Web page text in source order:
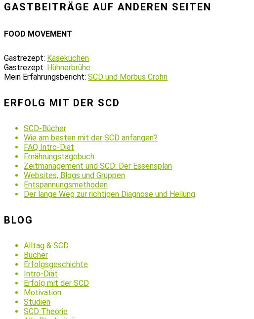
GASTBEITRÄGE AUF ANDEREN SEITEN
FOOD MOVEMENT
Gastrezept: Käsekuchen
Gastrezept: Hühnerbrühe
Mein Erfahrungsbericht: SCD und Morbus Crohn
ERFOLG MIT DER SCD
SCD-Bücher
Wie am besten mit der SCD anfangen?
FAQ Intro-Diät
Ernährungstagebuch
Zeitmanagement und SCD: Der Essensplan
Websites, Blogs und Gruppen
Entspannungsmethoden
Der lange Weg zur richtigen Diagnose und Heilung
BLOG
Alltag & SCD
Bücher
Erfolgsgeschichte
Intro-Diät
Erfolg mit der SCD
Motivation
Studien
SCD Theorie